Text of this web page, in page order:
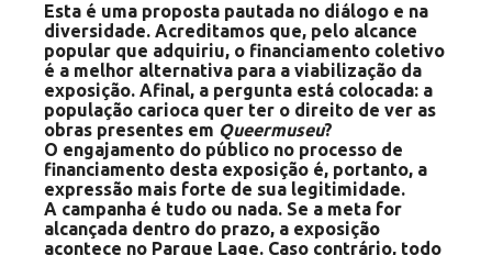
Esta é uma proposta pautada no diálogo e na
diversidade. Acreditamos que, pelo alcance
popular que adquiriu, o financiamento coletivo
é a melhor alternativa para a viabilização da
exposição. Afinal, a pergunta está colocada: a
população carioca quer ter o direito de ver as
obras presentes em Queermuseu?
O engajamento do público no processo de
financiamento desta exposição é, portanto, a
expressão mais forte de sua legitimidade.
A campanha é tudo ou nada. Se a meta for
alcançada dentro do prazo, a exposição
acontece no Parque Lage. Caso contrário, todo